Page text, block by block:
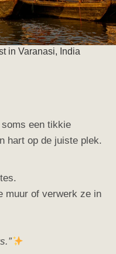
in Varanasi, India
een tikkie
hart op de juiste plek.
muur of verwerk ze in